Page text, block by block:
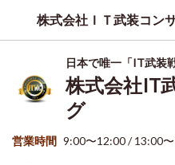
株式会社ＩＴ武装コン
日本で唯一「IT武装
株式会社IT
グ
営業時間 9:00〜12:00 / 13:00